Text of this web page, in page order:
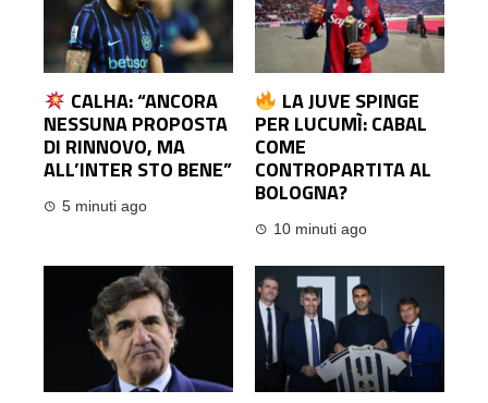
CALHA: “ANCORA
NESSUNA PROPOSTA
DI RINNOVO, MA
ALL’INTER STO BENE”
5 minuti ago
LA JUVE SPINGE
PER LUCUMÌ: CABAL
COME
CONTROPARTITA AL
BOLOGNA?
10 minuti ago